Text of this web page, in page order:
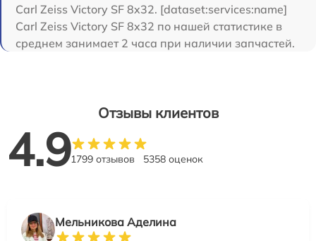
Carl Zeiss Victory SF 8x32. [dataset:services:name]
Carl Zeiss Victory SF 8x32 по нашей статистике в
среднем занимает 2 часа при наличии запчастей.
Отзывы клиентов
4.91799 отзывов 5358 оценок
Мельникова Аделина